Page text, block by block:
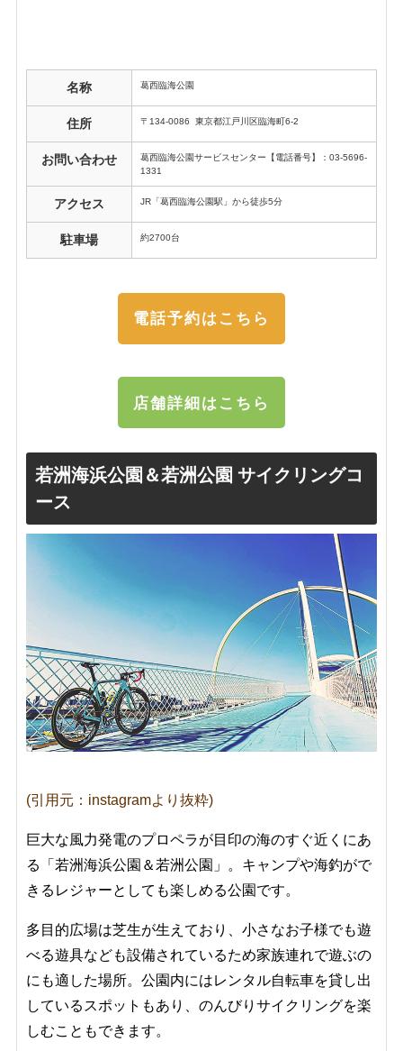
名称 葛西臨海公園
住所 〒134-0086 東京都江戸川区臨海町6-2
お問い合わせ
葛西臨海公園サービスセンター【電話番号】：03-5696-
1331
アクセス JR「葛西臨海公園駅」から徒歩5分
駐車場 約2700台
電話予約はこちら
店舗詳細はこちら
若洲海浜公園＆若洲公園 サイクリングコ
ース
(引用元：instagramより抜粋)
巨大な風力発電のプロペラが目印の海のすぐ近くにあ
る「 若洲海浜公園＆若洲公園 」。キャンプや海釣がで
きるレジャーとしても楽しめる公園です。
多目的広場は芝生が生えており、小さなお子様でも遊
べる遊具なども設備されているため家族連れで遊ぶの
にも適した場所。公園内にはレンタル自転車を貸し出
しているスポットもあり、のんびりサイクリングを楽
しむこともできます。